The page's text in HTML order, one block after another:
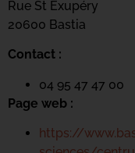
Rue St Exupéry
20600 Bastia
Contact :
04 95 47 47 00
Page web :
https://